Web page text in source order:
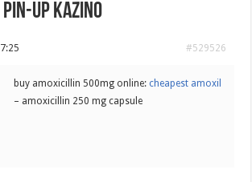
pin-up kazino
#529526
buy amoxicillin 500mg online:cheapest amoxil
– amoxicillin 250 mg capsule